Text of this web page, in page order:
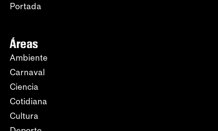
Portada
Áreas
Ambiente
Carnaval
Ciencia
Cotidiana
Cultura